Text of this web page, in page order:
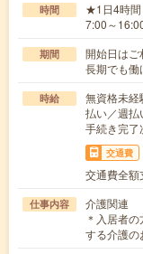
時間
★1日4時間
7:00～
期間
開始日は
長期でも働
時給
無資格未
払い／週払
手続き完了
交通費
交通費全
仕事内容
介護関連
＊入居者
する介護